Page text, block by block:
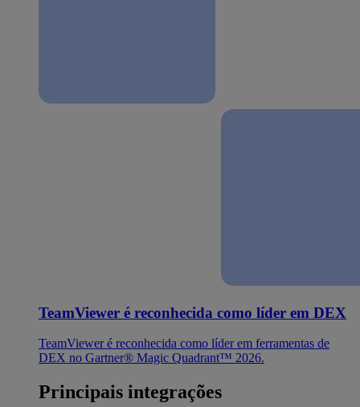
TeamViewer é reconhecida como líder em DEX
TeamViewer é reconhecida como líder em ferramentas de
DEX no Gartner® Magic Quadrant™ 2026.
Principais integrações